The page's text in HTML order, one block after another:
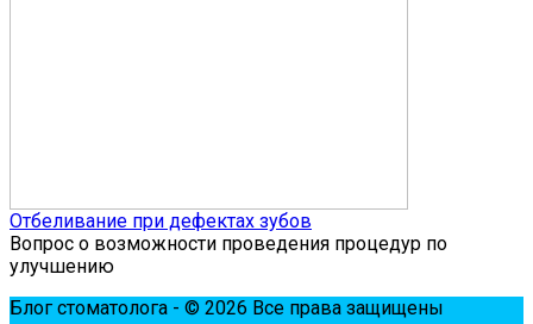
Отбеливание при дефектах зубов
Вопрос о возможности проведения процедур по
улучшению
Блог стоматолога - © 2026 Все права защищены